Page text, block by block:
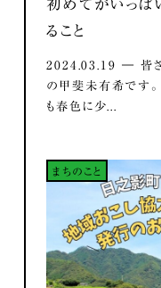
初めてがいっぱ
ること
2024.03.19 ― 皆さ
の甲斐未有希です。
も春色に少...
まちのこと